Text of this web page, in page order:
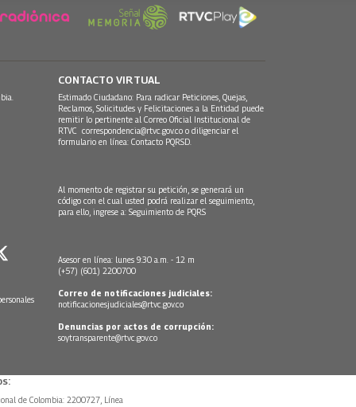
CONTACTO VIRTUAL
Estimado Ciudadano: Para radicar Peticiones, Quejas,
Reclamos, Solicitudes y Felicitaciones a la Entidad puede
remitir lo pertinente al Correo Oficial Institucional de
RTVC correspondencia@rtvc.gov.co o diligenciar el
formulario en línea: Contacto PQRSD.
Al momento de registrar su petición, se generará un
código con el cual usted podrá realizar el seguimiento,
para ello, ingrese a: Seguimiento de PQRS
Asesor en línea: lunes 9:30 a.m. - 12 m
(+57) (601) 2200700
Correo de notificaciones judiciales:
notificacionesjudiciales@rtvc.gov.co
Denuncias por actos de corrupción:
soytransparente@rtvc.gov.co
de Colombia: 2200727, Línea